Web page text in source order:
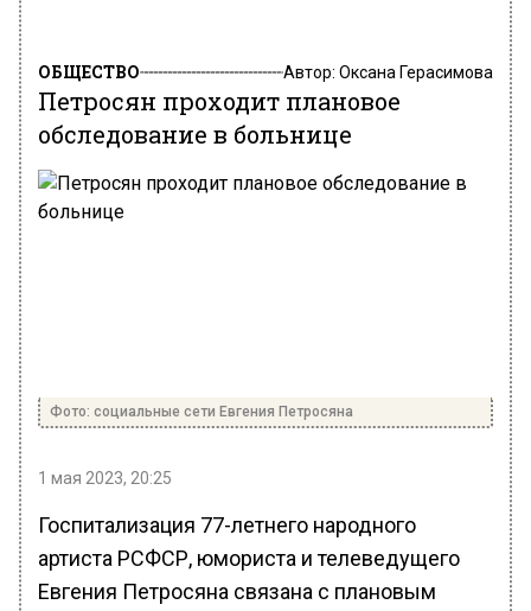
ОБЩЕСТВО Автор: Оксана Герасимова
Петросян проходит плановое
обследование в больнице
Фото: социальные сети Евгения Петросяна
1 мая 2023, 20:25
Госпитализация 77-летнего народного
артиста РСФСР, юмориста и телеведущего
Евгения Петросяна связана с плановым